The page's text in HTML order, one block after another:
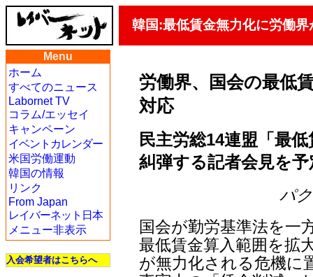
韓国:最低賃金無力化に労働
Menu
ホーム
すべてのニュース
Labornet TV
コラム/エッセイ
キャンペーン
イベントカレンダー
米国労働運動
韓国の情報
リンク
From Japan
レイバーネット日本
メニュー非表示
入会希望者はこちらへ
労働界、国会の最低
対応
民主労総14連盟「最
糾弾する記者会見を予
パ
国会が勤労基準法を一
最低賃金算入範囲を拡
が無力化される危機に